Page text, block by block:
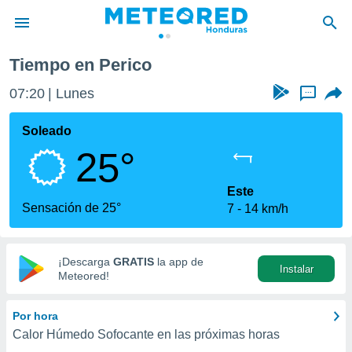
de
ha sido
calidad.
a este
las
y
digital
basada
Tiempo en Perico
07:20 Lunes ...
Soleado
25°
Sensación de 25°
Este
7
14 km/h
¡Descarga GRATIS la app de
Meteored!
Instalar
Por hora
Calor Húmedo Sofocante en las próximas horas